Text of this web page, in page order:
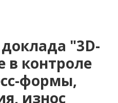
"3D-
в контроле
формы,
износ